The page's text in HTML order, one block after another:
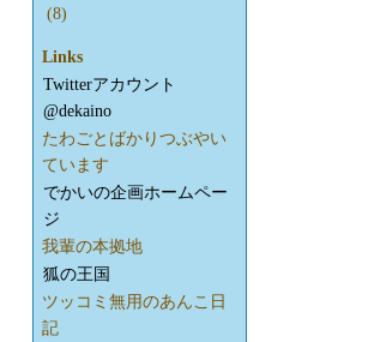
(8)
Links
Twitterアカウント
@dekaino
たわごとばかりつぶやい
ています
でかいの企画ホームペー
ジ
我輩の本拠地
狐の王国
ツッコミ無用のあんこ日
記